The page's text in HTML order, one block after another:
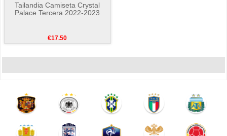
Tailandia Camiseta Crystal
Palace Tercera 2022-2023
€17.50